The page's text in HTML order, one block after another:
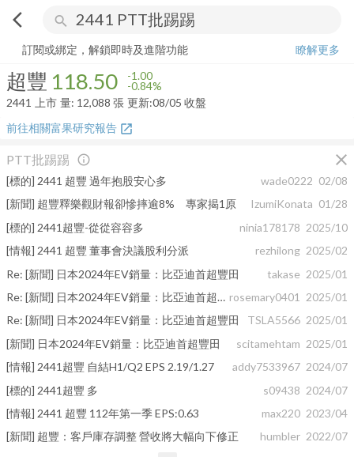
arrow_back_ios search
超豐 118.50 -0.84%
訂閱或綁定，解鎖即時及進階功能
瞭解更多
超豐 118.50 -1.00
-0.84%
2441
上市 量: 12,088 張 更新:08/05 收盤
前往相關富果研究報告 open_in_new
PTT批踢踢 close
info_outline
[標的] 2441 超豐 過年抱股安心多 wade0222 02/08
[新聞] 超豐釋樂觀財報卻慘摔逾8% 專家揭1原
IzumiKonata 01/28
[標的] 2441超豐-從從容容多
ninia178178 2025/10
[情報] 2441 超豐 董事會決議股利分派
rezhilong 2025/02
Re: [新聞] 日本2024年EV銷量：比亞迪首超豐田
takase 2025/01
Re: [新聞] 日本2024年EV銷量：比亞迪首超豐田 rosemary0401
2025/01
Re: [新聞] 日本2024年EV銷量：比亞迪首超豐田
TSLA5566 2025/01
[新聞] 日本2024年EV銷量：比亞迪首超豐田
scitamehtam 2025/01
[情報] 2441超豐 自結H1/Q2 EPS 2.19/1.27
addy7533967 2024/07
[標的] 2441超豐 多
s09438 2024/07
[情報] 2441 超豐 112年第一季 EPS:0.63
max220 2023/04
[新聞] 超豐：客戶庫存調整 營收將大幅向下修正
humbler 2022/07